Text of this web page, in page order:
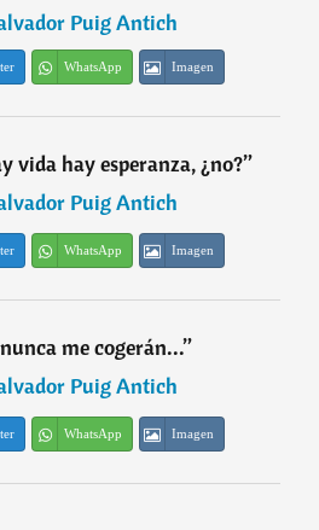
Puig Antich
WhatsApp Imagen
vida hay esperanza, ¿no?”
Puig Antich
WhatsApp Imagen
me cogerán...”
Puig Antich
WhatsApp Imagen